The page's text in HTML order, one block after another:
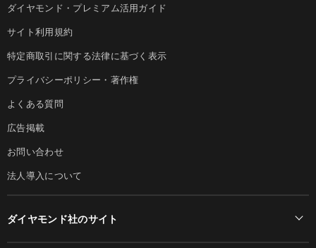
ダイヤモンド・プレミアム活用ガイド
サイト利用規約
特定商取引に関する法律に基づく表示
プライバシーポリシー・著作権
よくある質問
広告掲載
お問い合わせ
法人導入について
ダイヤモンド社のサイト